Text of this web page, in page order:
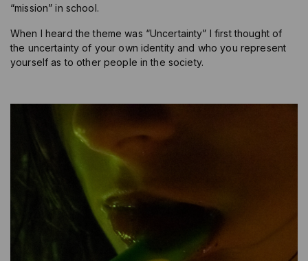
“mission” in school.
When I heard the theme was “Uncertainty” I first thought of
the uncertainty of your own identity and who you represent
yourself as to other people in the society.